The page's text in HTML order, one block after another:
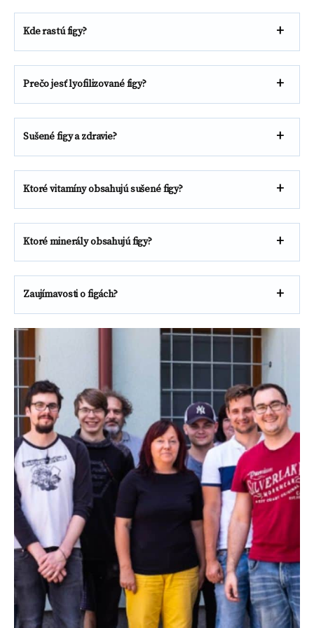
Kde rastú figy?
Prečo jesť lyofilizované figy?
Sušené figy a zdravie?
Ktoré vitamíny obsahujú sušené figy?
Ktoré minerály obsahujú figy?
Zaujímavosti o figách?